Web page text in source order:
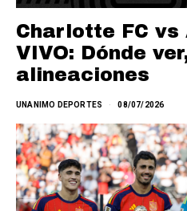
Charlotte FC vs
VIVO: Dónde
alineaciones
UNANIMO DEPORTES 08/07/2026